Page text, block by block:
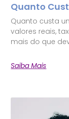
Quanto
Quanto custa
valores reais,
mais do que
Saiba Mais